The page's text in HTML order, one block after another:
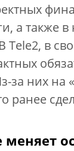
а так­же
Tele2, в
за них на
ранее
меняет